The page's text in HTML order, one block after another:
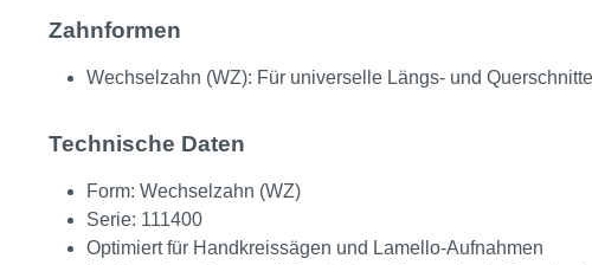
Zahnformen
Wechselzahn (WZ): Für universelle Längs- und
Technische Daten
Form: Wechselzahn (WZ)
Serie: 111400
Optimiert für Handkreissägen und Lamello-Aufnahmen